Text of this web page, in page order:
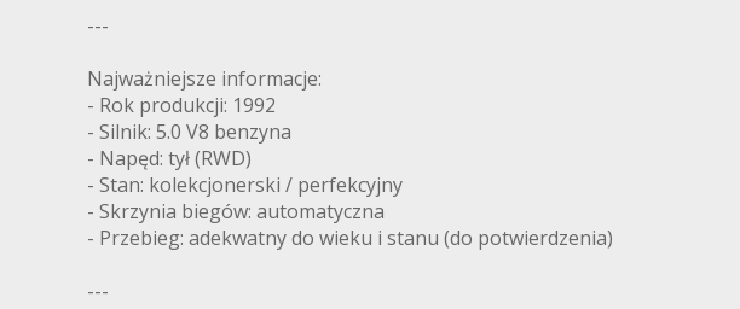
---
Najważniejsze informacje:
- Rok produkcji: 1992
- Silnik: 5.0 V8 benzyna
- Napęd: tył (RWD)
- Stan: kolekcjonerski / perfekcyjny
- Skrzynia biegów: automatyczna
- Przebieg: adekwatny do wieku i stanu (do potwierdzenia)
---